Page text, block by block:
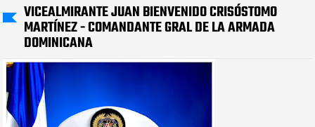
VICEALMIRANTE JUAN BIENVENIDO CRISÓSTOMO
MARTÍNEZ - COMANDANTE GRAL DE LA ARMADA
DOMINICANA